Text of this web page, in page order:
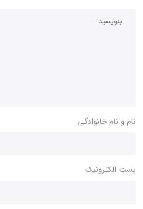
نام و نام خانوادگی
پست الکترونیک